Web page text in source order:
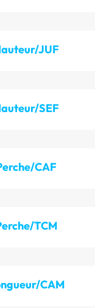
JUF
SEF
CAF
TCM
CAM